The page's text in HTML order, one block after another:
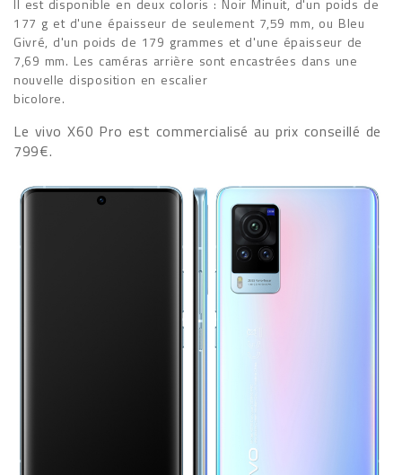
Il est disponible en deux coloris : Noir Minuit, d'un poids de
177 g et d'une épaisseur de seulement 7,59 mm, ou Bleu
Givré, d'un poids de 179 grammes et d'une épaisseur de
7,69 mm. Les caméras arrière sont encastrées dans une
nouvelle disposition en escalier
bicolore.
Le vivo X60 Pro est commercialisé au prix conseillé de
799€.